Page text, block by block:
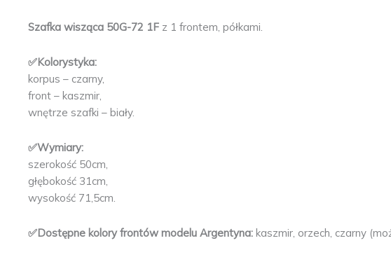
Szafka wisząca 50G-72 1F z 1 frontem, półkami.
✅Kolorystyka:
korpus – czarny,
front – kaszmir,
wnętrze szafki – biały.
✅Wymiary:
szerokość 50cm,
głębokość 31cm,
wysokość 71,5cm.
✅Dostępne kolory frontów modelu Argentyna: kaszmir, orzech, czarny